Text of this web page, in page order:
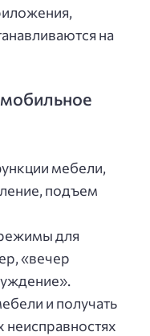
на
мобильное
мебели,
подъем
для
«вечер
и получать